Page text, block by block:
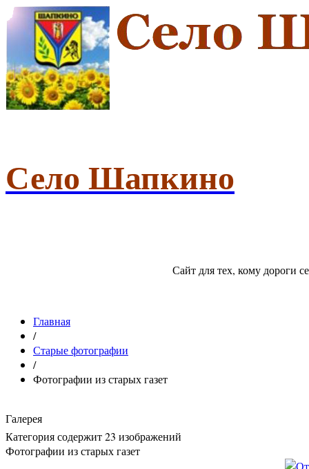
Село Шапкино
Сайт для тех, кому дороги
Главная
/
Старые фотографии
/
Фотографии из старых газет
Галерея
Категория содержит 23 изображений
Фотографии из старых газет